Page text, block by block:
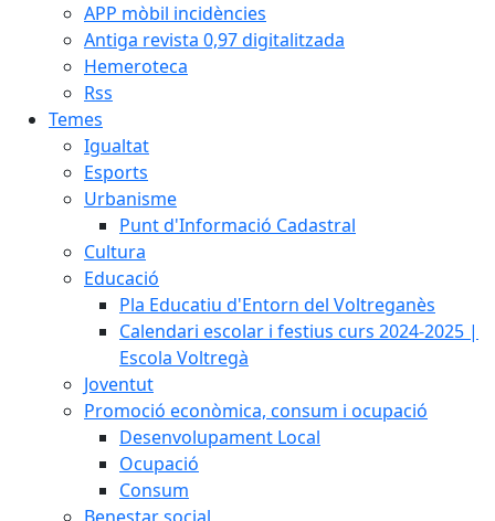
APP mòbil incidències
Antiga revista 0,97 digitalitzada
Hemeroteca
Rss
Temes
Igualtat
Esports
Urbanisme
Punt d'Informació Cadastral
Cultura
Educació
Pla Educatiu d'Entorn del Voltreganès
Calendari escolar i festius curs 2024-2025 |
Escola Voltregà
Joventut
Promoció econòmica, consum i ocupació
Desenvolupament Local
Ocupació
Consum